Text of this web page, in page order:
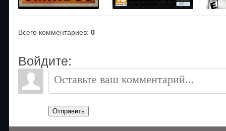
Всего комментариев: 0
Войдите:
Отправить